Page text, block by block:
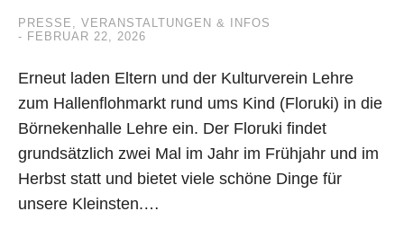
PRESSE , VERANSTALTUNGEN & INFOS
FEBRUAR 22, 2026
Erneut laden Eltern und der Kulturverein Lehre
zum Hallenflohmarkt rund ums Kind (Floruki) in die
Börnekenhalle Lehre ein. Der Floruki findet
grundsätzlich zwei Mal im Jahr im Frühjahr und im
Herbst statt und bietet viele schöne Dinge für
unsere Kleinsten.…